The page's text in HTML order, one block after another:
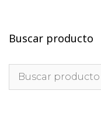
Buscar producto